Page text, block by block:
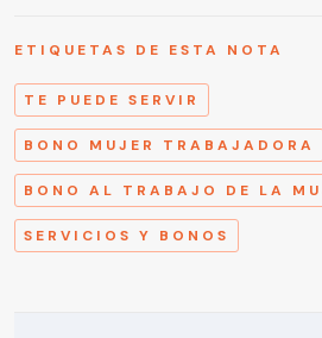
ETIQUETAS DE ESTA NOTA
TE PUEDE SERVIR
BONO MUJER TRABAJADORA
BONO AL TRABAJO DE LA
SERVICIOS Y BONOS